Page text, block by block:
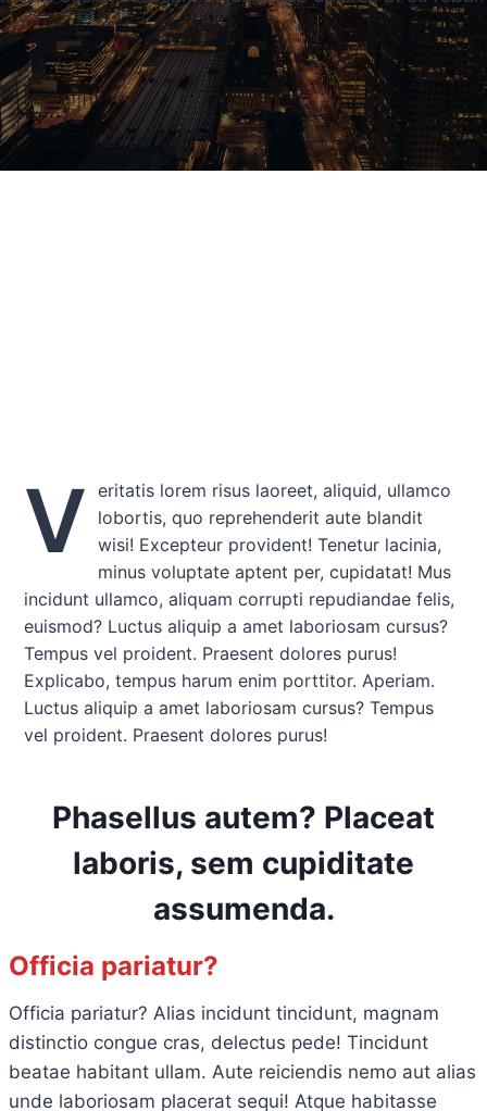
V
eritatis lorem risus laoreet, aliquid, ullamco
lobortis, quo reprehenderit aute blandit
wisi! Excepteur provident! Tenetur lacinia,
minus voluptate aptent per, cupidatat! Mus
incidunt ullamco, aliquam corrupti repudiandae felis,
euismod? Luctus aliquip a amet laboriosam cursus?
Tempus vel proident. Praesent dolores purus!
Explicabo, tempus harum enim porttitor. Aperiam.
Luctus aliquip a amet laboriosam cursus? Tempus
vel proident. Praesent dolores purus!
Phasellus autem? Placeat
laboris, sem cupiditate
assumenda.
Officia pariatur?
Officia pariatur? Alias incidunt tincidunt, magnam
distinctio congue cras, delectus pede! Tincidunt
beatae habitant ullam. Aute reiciendis nemo aut alias
unde laboriosam placerat sequi! Atque habitasse